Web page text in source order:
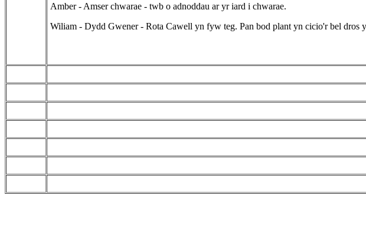
Amber - Amser chwarae - twb o adnoddau ar yr iard i chwarae.
Wiliam - Dydd Gwener - Rota Cawell yn fyw teg. Pan bod plant yn cicio'r bel